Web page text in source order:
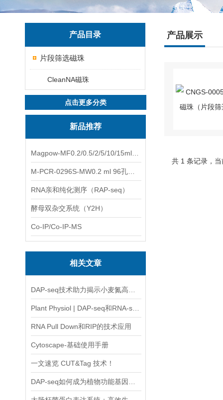
产品目录
片段筛选磁珠
CleanNA磁珠
点击更多分类
新品推荐
RNA亲和纯化测序（RAP-seq）
酵母双杂交系统（Y2H）
Co-IP/Co-IP-MS
相关文章
RNA Pull Down和RIP的技术应用
Cytoscape-基础使用手册
一文速览 CUT&Tag 技术！
产品展示
共 1 条记录，